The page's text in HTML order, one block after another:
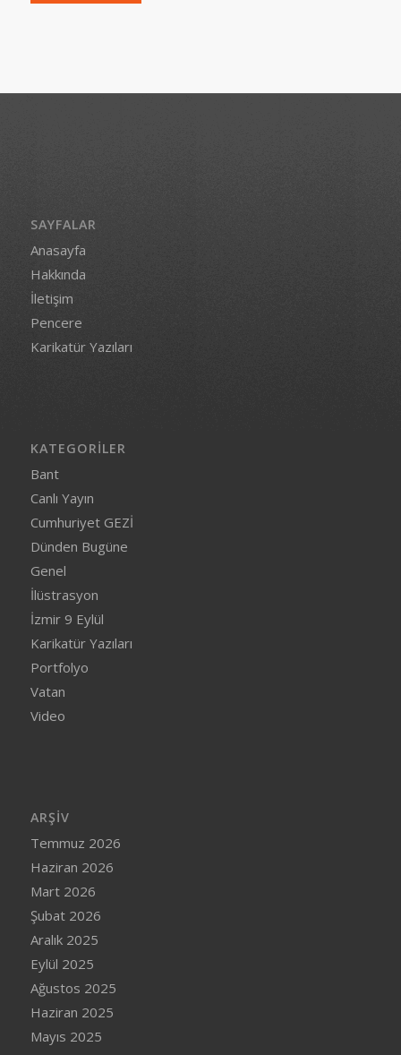
SAYFALAR
Anasayfa
Hakkında
İletişim
Pencere
Karikatür Yazıları
KATEGORILER
Bant
Canlı Yayın
Cumhuriyet GEZİ
Dünden Bugüne
Genel
İlüstrasyon
İzmir 9 Eylül
Karikatür Yazıları
Portfolyo
Vatan
Video
ARŞIV
Temmuz 2026
Haziran 2026
Mart 2026
Şubat 2026
Aralık 2025
Eylül 2025
Ağustos 2025
Haziran 2025
Mayıs 2025